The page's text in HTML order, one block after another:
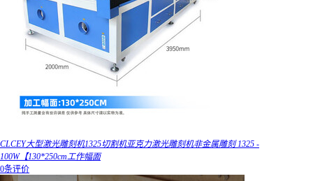
CLCEY大型激光雕刻机1325切割机亚克力激光雕刻机非金属雕刻 1325 -
100W【130*250cm工作幅面
0条评价